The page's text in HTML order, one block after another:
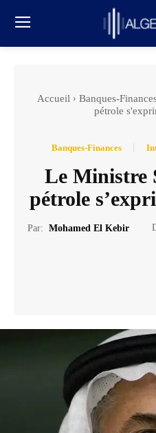
Accueil Banques-
pétrole
Banques-Finances
Le Ministre
pétrole
Par: Mohamed El Kebir